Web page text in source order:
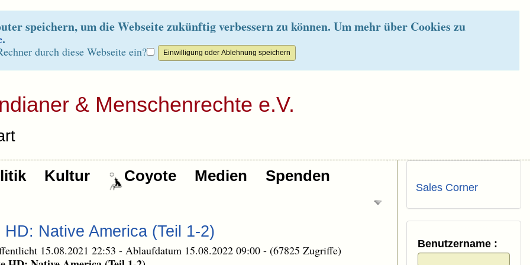
speichern, um die Webseite zukünftig verbessern zu können. Um mehr über Cookies zu
.
durch diese Webseite ein?
& Menschenrechte e.V.
Kultur Coyote Medien Spenden
Native America (Teil 1-2)
15.08.2021 22:53 - Ablaufdatum 15.08.2022 09:00 - (67825 Zugriffe)
Sales Corner
Benutzername :